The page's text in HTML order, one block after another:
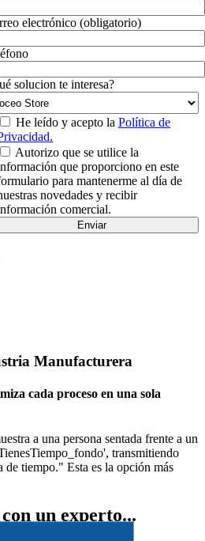
electrónico (obligatorio)
solucion te interesa?
He leído y acepto la Política de
Autorizo que se utilice la
que proporciono en este
para mantenerme al día de
novedades y recibir
comercial.
Manufacturera
cada proceso en una sola
un experto...